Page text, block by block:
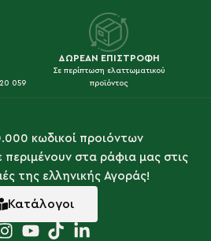
059
ΔΩΡΕΑΝ ΕΠΙΣΤΡΟΦΗ
Σε περίπτωση ελαττωματικού
προϊόντος
κωδικοί προιόντων
στα ράφια μας στις
της ελληνικής Αγοράς!
Κατάλογοι